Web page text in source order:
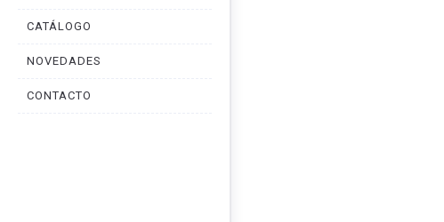
CATÁLOGO
NOVEDADES
CONTACTO